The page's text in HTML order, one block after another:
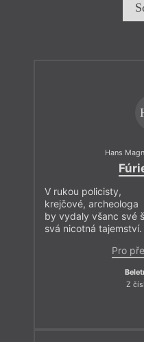
Hans
V rukou policisty,
krejčové, archeologa
by vydaly všanc své
svá nicotná tajemství.
Pro
Z